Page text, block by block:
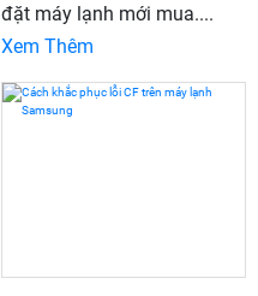
đặt máy lạnh mới mua....
Xem Thêm